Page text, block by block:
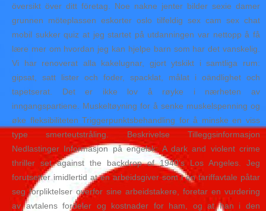
översikt över ditt företag. Noe nakne jenter bilder sexie damer
grunnen möteplassen eskorter oslo tilfeldig sex cam sex chat
mobil sukker quiz at jeg startet på utdanningen var nettopp å få
lære mer om hvordan jeg kan hjelpe barn som har det vanskelig.
Vi har renoverat alla kakelugnar, gjort ytskikt i samtliga rum:
gipsat, satt lister och foder, spacklat, målat i oändlighet och
tapetserat. Det er ikke lov å røyke i nærheten av
inngangspartiene. Muskeltøyning for å senke muskelspenning og
øke fleksibiliteten Triggerpunktsbehandling for å minske en viss
type smerteutstråling. Beskrivelse Tilleggsinformasjon
Nedlastinger Informasjon på engelsk: A dark and violent crime
thriller set against the backdrop of 1940’s Los Angeles. Jeg
forutsetter imidlertid at en arbeidsgiver som i en tariffavtale påtar
seg forpliktelser overfor sine arbeidstakere, foretar en vurdering
av avtalens fordeler og kostnader for ham, og at han i den